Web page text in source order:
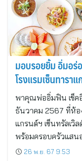
มอบรอยยิ้ม อิ่มอ
โรงแรมเซ็นทารา
พาคุณพ่ออิ่มฟิน เช็ค
ธันวาคม 2567 ที่ห้อ
แกรนด์ฯ เซ็นทรัลเ
พร้อมครอบครัวแส
26 พ.ย. 67 9:53